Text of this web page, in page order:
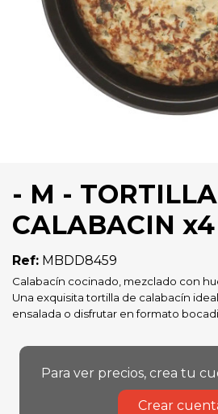
- M -
CALABACIN
Ref: MBDD8459
Calabacín cocinado, mezclado con
Una exquisita tortilla de calabacín
ensalada o disfrutar en formato
Para ver precios, crea tu
Crear